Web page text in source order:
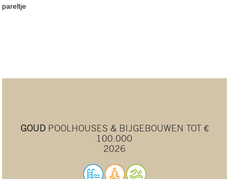
pareltje
GOUDPOOLHOUSES & BIJGEBOUWEN TOT €
100.000
2026